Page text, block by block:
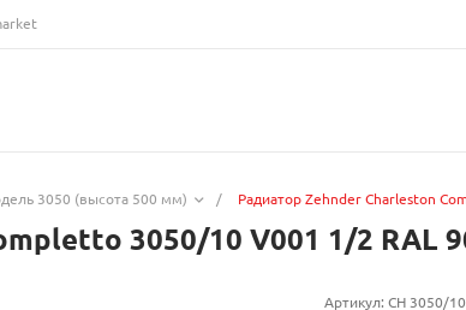
3050 (высота 500 мм) / Радиатор Zehnder Charleston
3050/10 V001 1/2 RAL
Артикул: CH 3050/